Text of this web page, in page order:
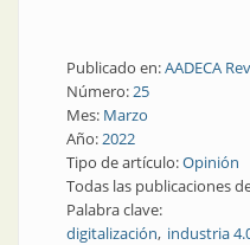
Publicado en:AADECA
Número:25
Mes: Marzo
Año:2022
Tipo de artículo:Opinión
Todas las publicaciones
Palabra clave:
digitalización industria